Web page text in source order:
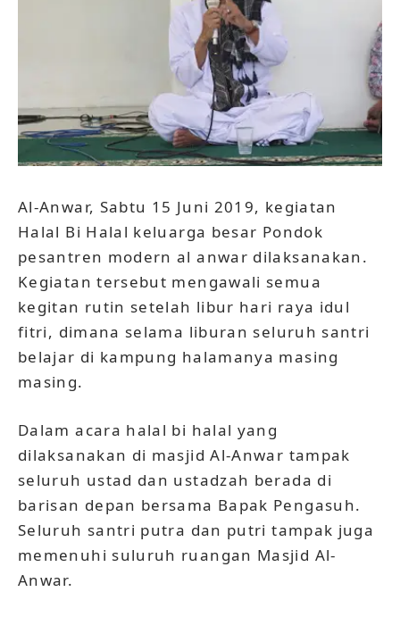
Al-Anwar, Sabtu 15 Juni 2019, kegiatan
Halal Bi Halal keluarga besar Pondok
pesantren modern al anwar dilaksanakan.
Kegiatan tersebut mengawali semua
kegitan rutin setelah libur hari raya idul
fitri, dimana selama liburan seluruh santri
belajar di kampung halamanya masing
masing.
Dalam acara halal bi halal yang
dilaksanakan di masjid Al-Anwar tampak
seluruh ustad dan ustadzah berada di
barisan depan bersama Bapak Pengasuh.
Seluruh santri putra dan putri tampak juga
memenuhi suluruh ruangan Masjid Al-
Anwar.